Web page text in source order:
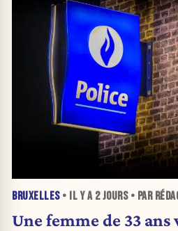
BRUXELLES• IL Y A 2 JOURS• PAR
Une femme de 33 ans